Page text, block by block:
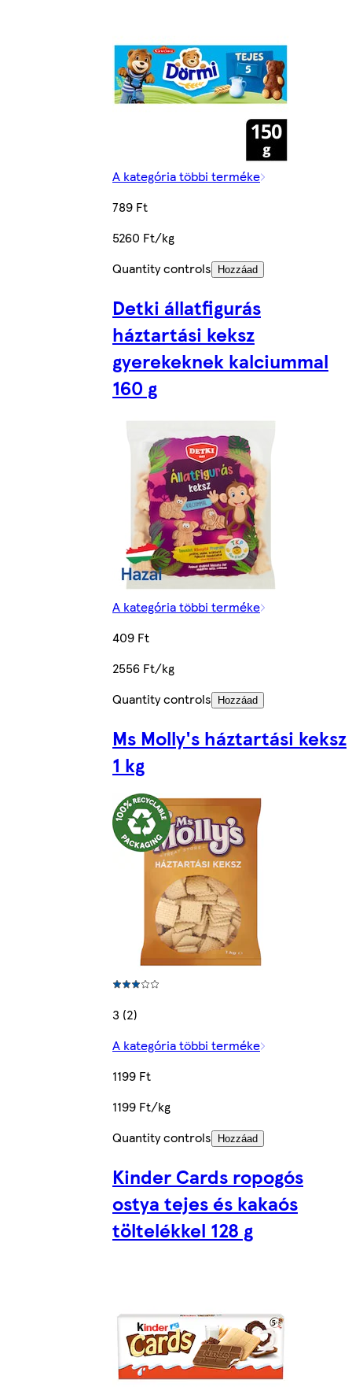
A kategória többi terméke
789 Ft
5260 Ft/kg
Quantity controls
Hozzáad
Detki állatfigurás
háztartási keksz
gyerekeknek kalciummal
160 g
A kategória többi terméke
409 Ft
2556 Ft/kg
Quantity controls
Hozzáad
Ms Molly's háztartási keksz
1 kg
3 (2)
A kategória többi terméke
1199 Ft
1199 Ft/kg
Quantity controls
Hozzáad
Kinder Cards ropogós
ostya tejes és kakaós
töltelékkel 128 g